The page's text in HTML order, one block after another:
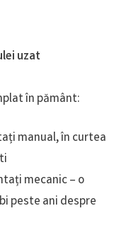
uzat
în pământ:
manual, în curtea
mecanic – o
peste ani despre